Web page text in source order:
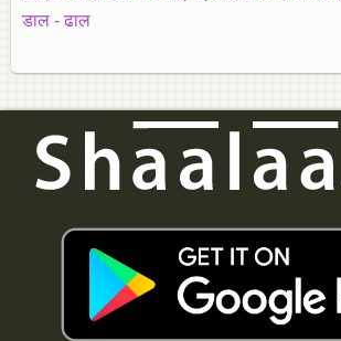
डाल - ढाल